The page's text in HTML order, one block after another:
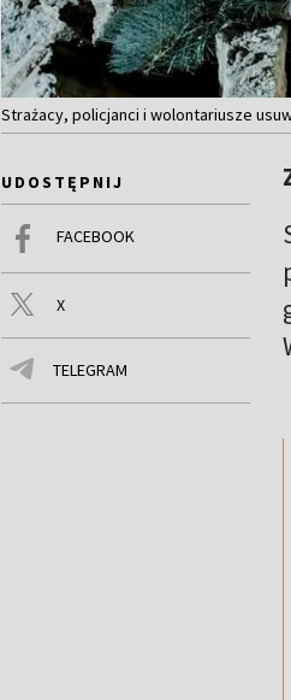
Strażacy, policjanci i wolontariusze
UDOSTĘPNIJ
FACEBOOK
X
TELEGRAM